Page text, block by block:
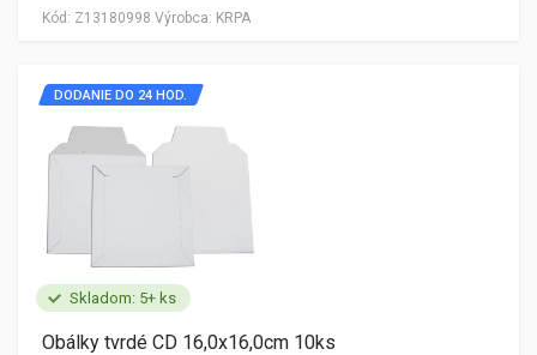
Kód: Z13180998 Výrobca: KRPA
Skladom: 5+ ks
DODANIE DO 24 HOD.
Obálky tvrdé CD 16,0x16,0cm 10ks